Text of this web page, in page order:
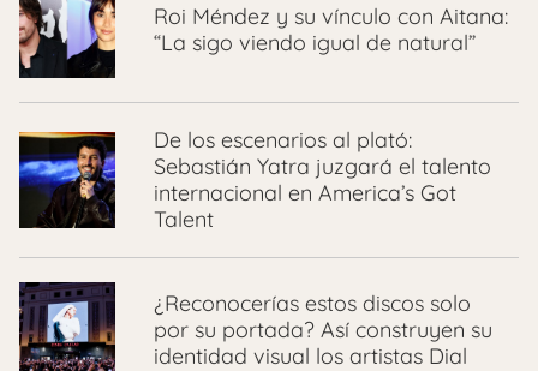
Roi Méndez y su vínculo con Aitana:
“La sigo viendo igual de natural”
De los escenarios al plató:
Sebastián Yatra juzgará el talento
internacional en America’s Got
Talent
¿Reconocerías estos discos solo
por su portada? Así construyen su
identidad visual los artistas Dial